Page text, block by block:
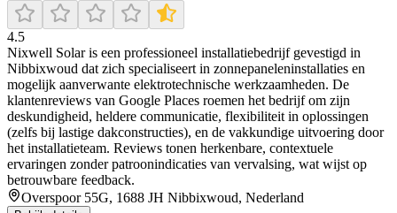
4.5
Nixwell Solar is een professioneel installatiebedrijf gevestigd in
Nibbixwoud dat zich specialiseert in zonnepaneleninstallaties en
mogelijk aanverwante elektrotechnische werkzaamheden. De
klantenreviews van Google Places roemen het bedrijf om zijn
deskundigheid, heldere communicatie, flexibiliteit in oplossingen
(zelfs bij lastige dakconstructies), en de vakkundige uitvoering door
het installatieteam. Reviews tonen herkenbare, contextuele
ervaringen zonder patroonindicaties van vervalsing, wat wijst op
betrouwbare feedback.
Overspoor 55G, 1688 JH Nibbixwoud, Nederland